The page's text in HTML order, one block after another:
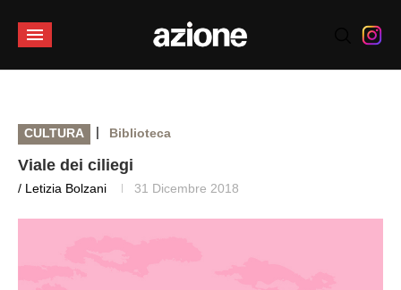
CULTURA | Biblioteca
Viale dei ciliegi
/ Letizia Bolzani 31 Dicembre 2018